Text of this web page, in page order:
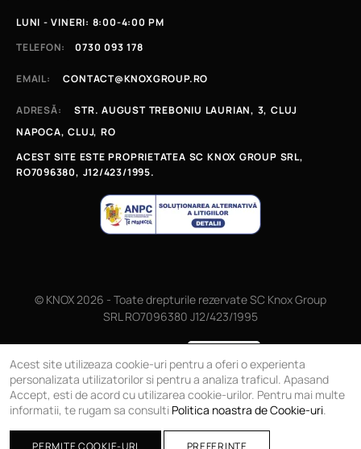
LUNI - VINERI: 8:00-4:00 PM
TELEFON:
0730 093 178
EMAIL: CONTACT@KNOXGROUP.RO
ADRESĂ:
STR. AUGUST TREBONIU LAURIAN, 3, CLUJ
NAPOCA, CLUJ, RO
ACEST SITE ESTE PROPRIETATEA SC KNOX GROUP SRL,
RO7096380, J12/423/1995.
© KNOX 2026 - Toate drepturile rezervate SC Knox Group
SRL RO7096380 J12/423/1995
Acest site utilizeaza cookie-uri pentru a oferi o experienta
personalizata utilizatorilor si pentru a analiza traficul. Apasand
Accept, esti de acord cu utilizarea cookie-urilor. Pentru mai multe
informatii, te rugam sa consulti Politica noastra de Cookie-uri.
PERMITE COOKIE-URI PREFERINTE